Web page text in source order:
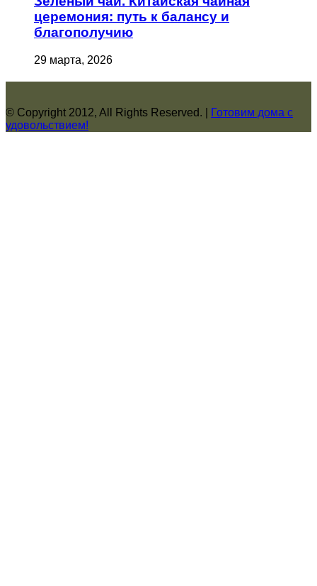
церемония: путь к балансу и
благополучию
29 марта, 2026
© Copyright 2012, All Rights Reserved. |
Готовим дома с
удовольствием!